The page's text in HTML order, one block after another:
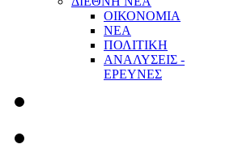
ΟΙΚΟΝΟΜΙΑ
ΝΕΑ
ΠΟΛΙΤΙΚΗ
ΑΝΑΛΥΣΕΙΣ -
ΕΡΕΥΝΕΣ